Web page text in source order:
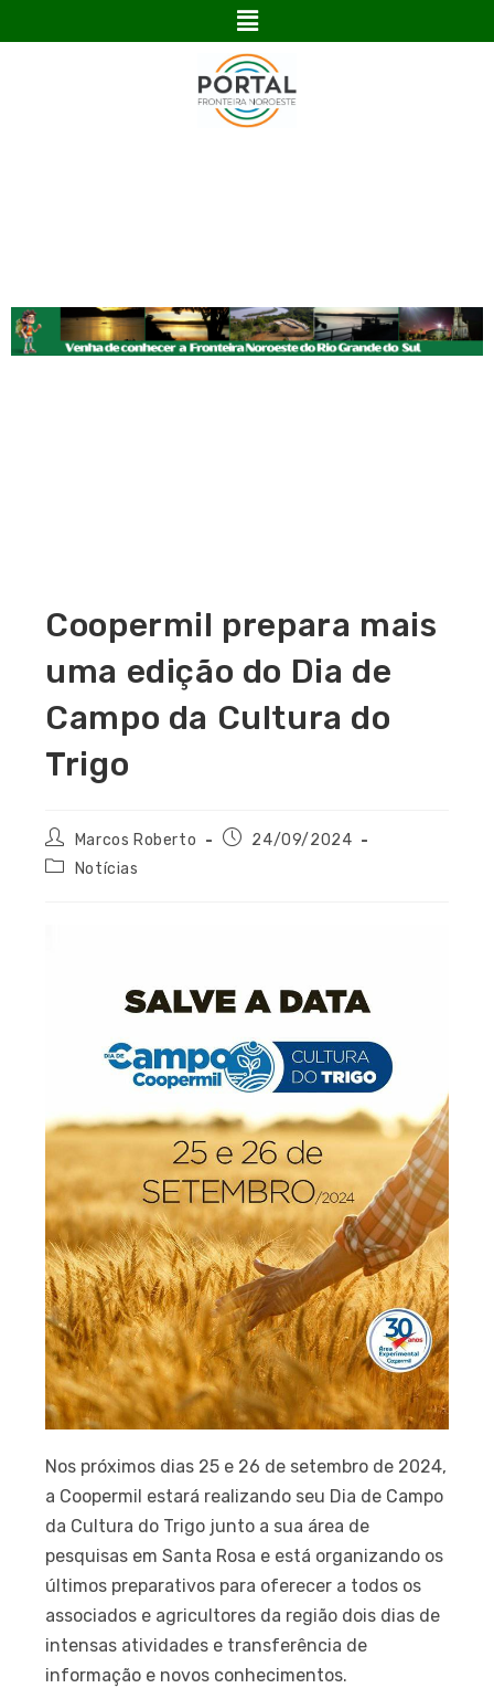
Coopermil prepara mais
uma edição do Dia de
Campo da Cultura do
Trigo
Marcos Roberto
24/09/2024
Notícias
Nos próximos dias 25 e 26 de setembro de 2024,
a Coopermil estará realizando seu Dia de Campo
da Cultura do Trigo junto a sua área de
pesquisas em Santa Rosa e está organizando os
últimos preparativos para oferecer a todos os
associados e agricultores da região dois dias de
intensas atividades e transferência de
informação e novos conhecimentos.